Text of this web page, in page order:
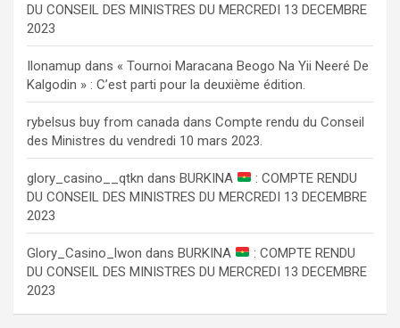
DU CONSEIL DES MINISTRES DU MERCREDI 13 DECEMBRE
2023
Ilonamup dans « Tournoi Maracana Beogo Na Yii Neeré De
Kalgodin » : C’est parti pour la deuxième édition.
rybelsus buy from canada dans Compte rendu du Conseil
des Ministres du vendredi 10 mars 2023.
glory_casino__qtkn dans BURKINA
: COMPTE RENDU
DU CONSEIL DES MINISTRES DU MERCREDI 13 DECEMBRE
2023
Glory_Casino_lwon dans BURKINA
: COMPTE RENDU
DU CONSEIL DES MINISTRES DU MERCREDI 13 DECEMBRE
2023